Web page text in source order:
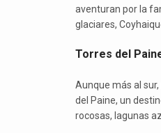
aventuran por la
glaciares,
Torres del
Aunque más al
del Paine, un
rocosas, lagunas